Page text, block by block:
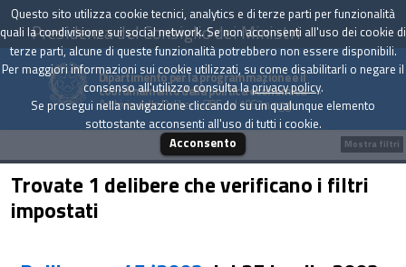
Presidenza del Consiglio dei Ministri
Dipartimento per la programmazione e il
coordinamento della politica economica
Archivio delle Delibere CIPE dal 1967 a oggi
Trovate 1 delibere che verificano i filtri
impostati
Mostra filtri
Questo sito utilizza cookie tecnici, analytics e di terze parti per funzionalità
quali la condivisione sui social network. Se non acconsenti all'uso dei cookie di
terze parti, alcune di queste funzionalità potrebbero non essere disponibili.
Per maggiori informazioni sui cookie utilizzati, su come disabilitarli o negare il
consenso all'utilizzo consulta laprivacy policy.
Se prosegui nella navigazione cliccando su un qualunque elemento
sottostante acconsenti all'uso di tutti i cookie.
Acconsento